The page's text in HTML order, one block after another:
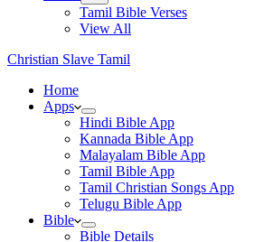
Tamil Bible Verses
View All
Christian Slave Tamil
Home
Apps
Hindi Bible App
Kannada Bible App
Malayalam Bible App
Tamil Bible App
Tamil Christian Songs App
Telugu Bible App
Bible
Bible Details